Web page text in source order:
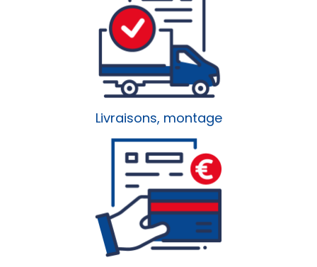
Livraisons, montage